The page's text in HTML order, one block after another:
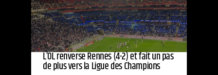
L’OL renverse Rennes (4-2) et fait un pas
de plus vers la Ligue des Champions